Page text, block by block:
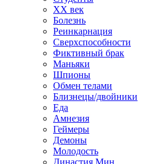
ХХ век
Болезнь
Реинкарнация
Сверхспособности
Фиктивный брак
Маньяки
Шпионы
Обмен телами
Близнецы/двойники
Еда
Амнезия
Геймеры
Демоны
Молодость
Династия Мин